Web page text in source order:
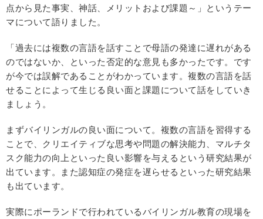
点から見た事実、神話、メリットおよび課題～」というテー
マについて語りました。
「過去には複数の言語を話すことで母語の発達に遅れがある
のではないか、といった否定的な意見も多かったです。です
が今では誤解であることがわかっています。複数の言語を話
せることによって生じる良い面と課題について話をしていき
ましょう。
まずバイリンガルの良い面について。複数の言語を習得する
ことで、クリエイティブな思考や問題の解決能力、マルチタ
スク能力の向上といった良い影響を与えるという研究結果が
出ています。また認知症の発症を遅らせるといった研究結果
も出ています。
実際にポーランドで行われているバイリンガル教育の現場を